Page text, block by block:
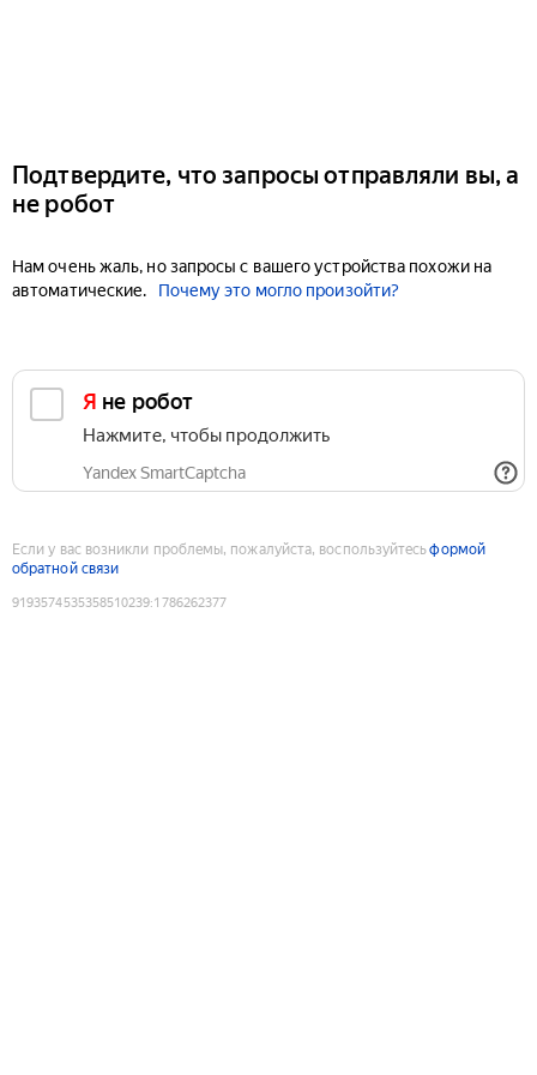
Подтвердите, что запросы отправляли вы, а
не робот
Нам очень жаль, но запросы с вашего устройства похожи на
автоматические.
Почему это могло произойти?
Я не робот
Нажмите, чтобы продолжить
Yandex SmartCaptcha
Если у вас возникли проблемы, пожалуйста, воспользуйтесьформой
обратной связи
9193574535358510239:1786262377